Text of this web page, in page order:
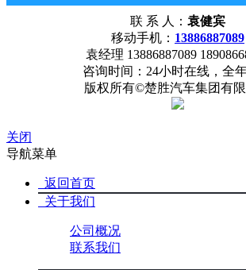
公司概况
联 系 人： 袁健宾
移动手机： 13886887089
袁经理 13886887089
咨询时间：24小时在线，全
版权所有©楚胜汽车集团有限
关闭
导航菜单
返回首页
关于我们
公司概况
联系我们